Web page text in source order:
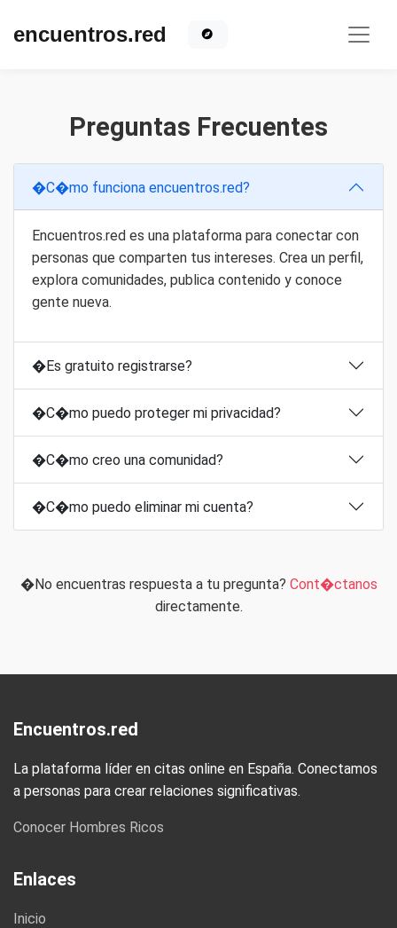
encuentros.red
Preguntas Frecuentes
�C�mo funciona encuentros.red?
Encuentros.red es una plataforma para conectar con
personas que comparten tus intereses. Crea un perfil,
explora comunidades, publica contenido y conoce
gente nueva.
�Es gratuito registrarse?
�C�mo puedo proteger mi privacidad?
�C�mo creo una comunidad?
�C�mo puedo eliminar mi cuenta?
�No encuentras respuesta a tu pregunta? Cont�ctanos
directamente.
Encuentros.red
La plataforma líder en citas online en España. Conectamos
a personas para crear relaciones significativas.
Conocer Hombres Ricos
Enlaces
Inicio